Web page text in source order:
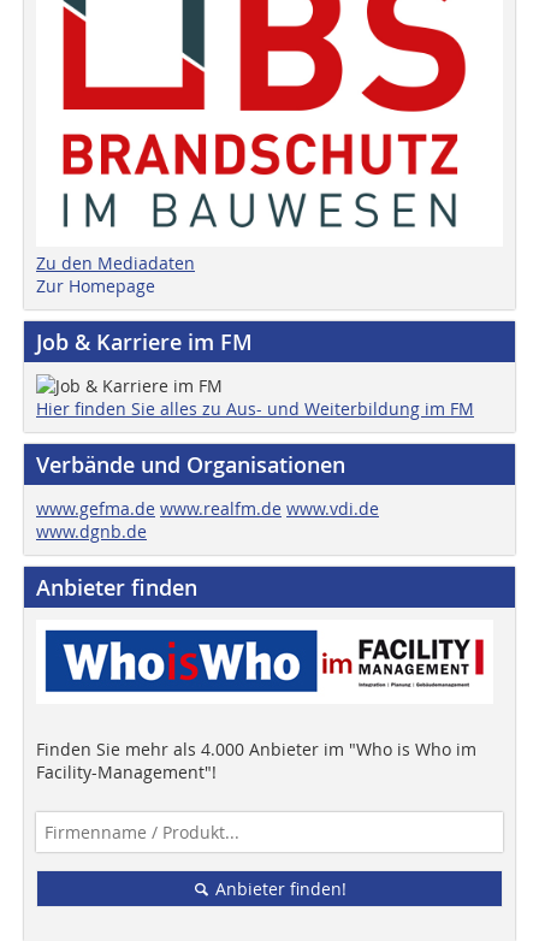
Zu den Mediadaten
Zur Homepage
Job & Karriere im FM
Hier finden Sie alles zu Aus- und Weiterbildung im FM
Verbände und Organisationen
www.gefma.de www.realfm.de www.vdi.de
www.dgnb.de
Anbieter finden
Finden Sie mehr als 4.000 Anbieter im "Who is Who im
Facility-Management"!
Anbieter finden!